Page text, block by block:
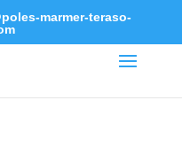
marmer-teraso-